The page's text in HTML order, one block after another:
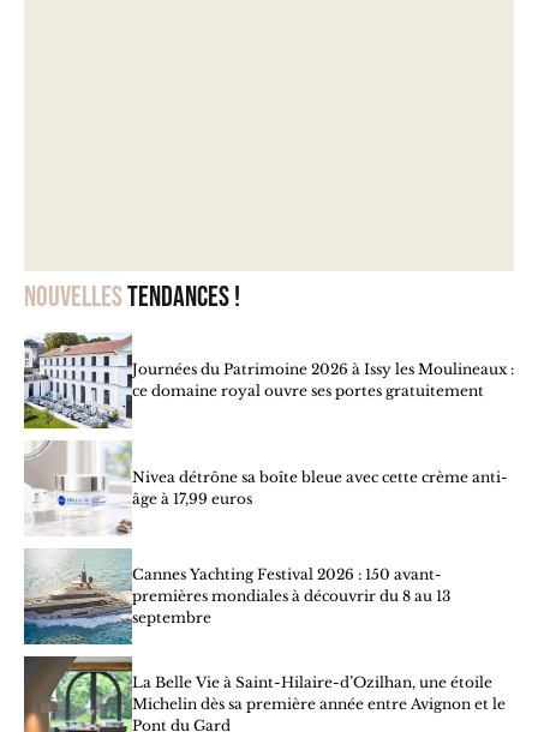
Nouvellestendances !
Journées du Patrimoine 2026 à Issy les Moulineaux :
ce domaine royal ouvre ses portes gratuitement
Nivea détrône sa boîte bleue avec cette crème anti-
âge à 17,99 euros
Cannes Yachting Festival 2026 : 150 avant-
premières mondiales à découvrir du 8 au 13
septembre
La Belle Vie à Saint-Hilaire-d’Ozilhan, une étoile
Michelin dès sa première année entre Avignon et le
Pont du Gard